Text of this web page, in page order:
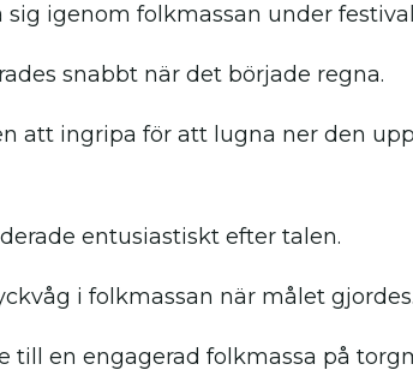
sig igenom folkmassan under
snabbt när det började regna.
att ingripa för att lugna ner den
entusiastiskt efter talen.
i folkmassan när målet gjordes.
till en engagerad folkmassa på